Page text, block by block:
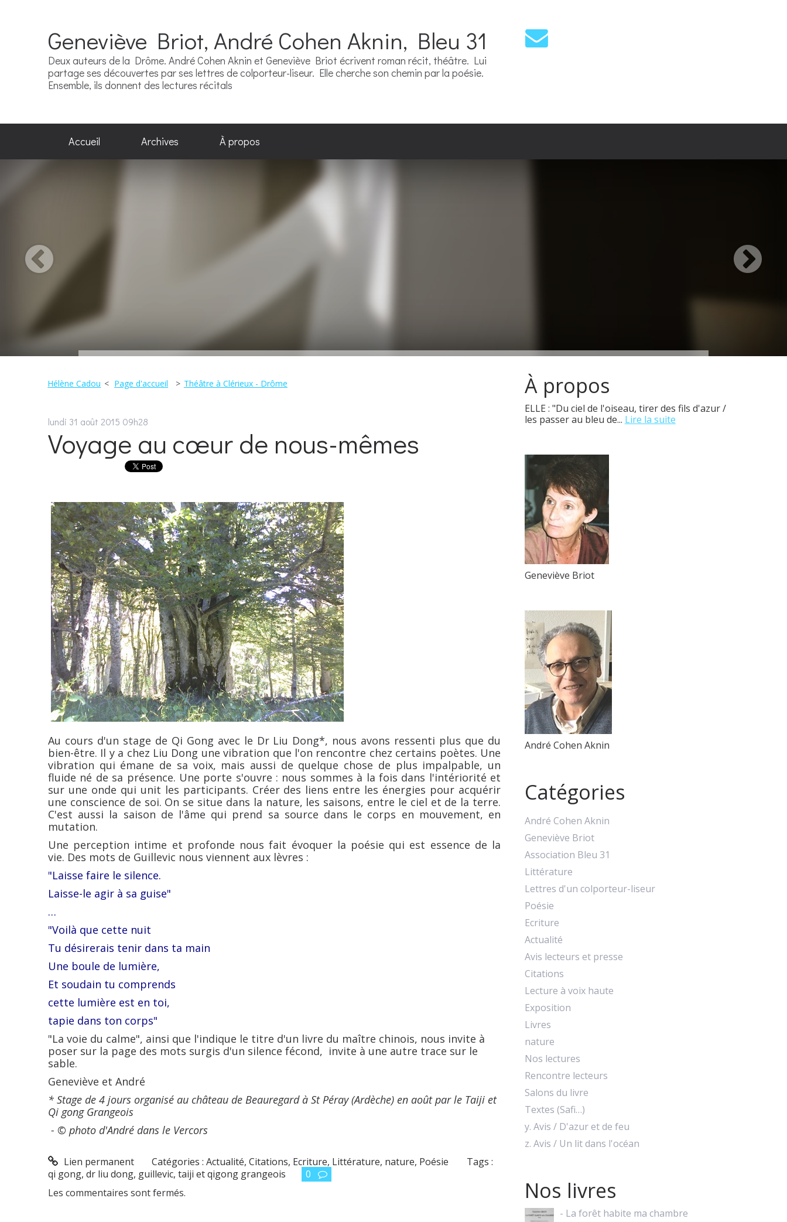
Geneviève Briot, André Cohen Aknin, Bleu 31
Deux auteurs de la Drôme. André Cohen Aknin et Geneviève Briot écrivent roman récit, théâtre. Lui
partage ses découvertes par ses lettres de colporteur-liseur. Elle cherche son chemin par la poésie.
Ensemble, ils donnent des lectures récitals
Accueil Archives À propos
Hélène Cadou Page d'accueil Théâtre à Clérieux - Drôme
lundi 31 août 2015 09h28
Voyage au cœur de nous-mêmes
Au cours d'un stage de Qi Gong avec le Dr Liu Dong*, nous avons ressenti plus que du
bien-être. Il y a chez Liu Dong une vibration que l'on rencontre chez certains poètes. Une
vibration qui émane de sa voix, mais aussi de quelque chose de plus impalpable, un
fluide né de sa présence. Une porte s'ouvre : nous sommes à la fois dans l'intériorité et
sur une onde qui unit les participants. Créer des liens entre les énergies pour acquérir
une conscience de soi. On se situe dans la nature, les saisons, entre le ciel et de la terre.
C'est aussi la saison de l'âme qui prend sa source dans le corps en mouvement, en
mutation.
Une perception intime et profonde nous fait évoquer la poésie qui est essence de la
vie. Des mots de Guillevic nous viennent aux lèvres :
"Laisse faire le silence.
Laisse-le agir à sa guise"
…
"Voilà que cette nuit
Tu désirerais tenir dans ta main
Une boule de lumière,
Et soudain tu comprends
cette lumière est en toi,
tapie dans ton corps"
"La voie du calme", ainsi que l'indique le titre d'un livre du maître chinois, nous invite à
poser sur la page des mots surgis d'un silence fécond, invite à une autre trace sur le
sable.
Geneviève et André
* Stage de 4 jours organisé au château de Beauregard à St Péray (Ardèche) en août par le Taiji et
Qi gong Grangeois
- © photo d'André dans le Vercors
Lien permanent Catégories :Actualité,Citations, Ecriture, Littérature, nature, Poésie
Tags :
qi gong, dr liu dong, guillevic, taiji et qigong grangeois
0
Les commentaires sont fermés.
À propos
ELLE : "Du ciel de l'oiseau, tirer des fils d'azur /
les passer au bleu de... Lire la suite
Geneviève Briot
André Cohen Aknin
Catégories
André Cohen Aknin
Geneviève Briot
Association Bleu 31
Littérature
Lettres d'un colporteur-liseur
Poésie
Ecriture
Actualité
Avis lecteurs et presse
Citations
Lecture à voix haute
Exposition
Livres
nature
Nos lectures
Rencontre lecteurs
Salons du livre
Textes (Safi…)
y. Avis / D'azur et de feu
z. Avis / Un lit dans l'océan
Nos livres
- La forêt habite ma chambre